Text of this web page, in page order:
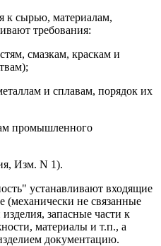
к сырью, материалам,
требования:
смазкам, краскам и
и сплавам, порядок их
промышленного
Изм. N 1).
устанавливают входящие
(механически не связанные
запасные части к
материалы и т.п., а
документацию.